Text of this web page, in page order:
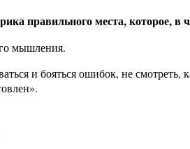
правильного места, которое, в
мышления.
и бояться ошибок, не смотреть,